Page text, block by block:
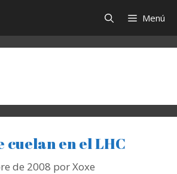
Menú
cuelan en el LHC
de 2008 porXoxe